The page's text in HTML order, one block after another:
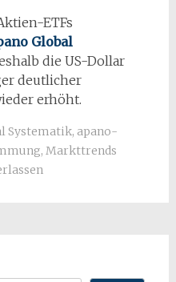
ETFs
Global
die US-Dollar
deutlicher
erhöht.
Systematik, apano-
, Markttrends